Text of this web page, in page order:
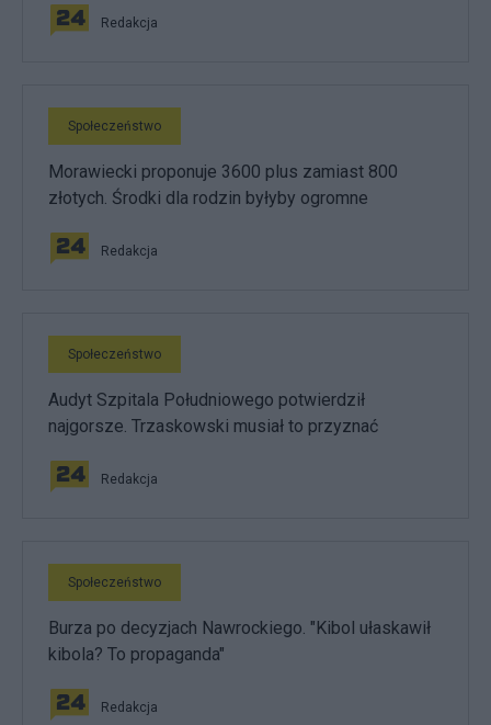
Redakcja
Społeczeństwo
Morawiecki proponuje 3600 plus zamiast 800
złotych. Środki dla rodzin byłyby ogromne
Redakcja
Społeczeństwo
Audyt Szpitala Południowego potwierdził
najgorsze. Trzaskowski musiał to przyznać
Redakcja
Społeczeństwo
Burza po decyzjach Nawrockiego. "Kibol ułaskawił
kibola? To propaganda"
Redakcja